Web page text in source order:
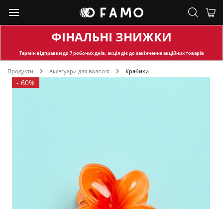
ФІНАЛЬНІ ЗНИЖКИ
Термін відправкидо 7 робочих днів, акція діє до закінчення акційних товарів
Продукти Аксесуари для волосся Крабики
- 60%